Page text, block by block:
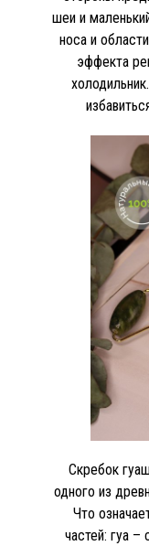
шеи и
носа и
эффекта
Скребок
одного из
Что
частей: гуа –